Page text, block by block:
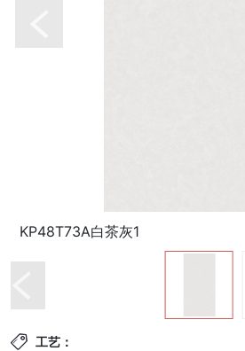
KP48T73A白茶灰1
工艺：